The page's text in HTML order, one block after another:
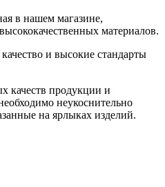
в нашем магазине,
материалов.
и высокие стандарты
качеств продукции и
неукоснительно
на ярлыках изделий.